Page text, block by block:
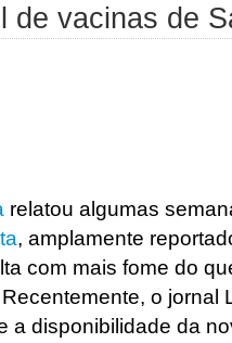
de vacinas de
relatou algumas
, amplamente
com mais fome do
o jornal
a disponibilidade da